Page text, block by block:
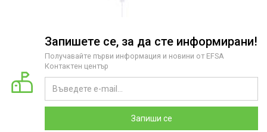
Запишете се, за да сте информирани!
Получавайте първи информация и новини от EFSA
Контактен център
Запиши се